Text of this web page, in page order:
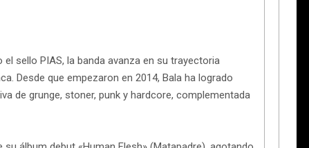
sello PIAS, la banda avanza en su trayectoria
Desde que empezaron en 2014, Bala ha logrado
de grunge, stoner, punk y hardcore, complementada